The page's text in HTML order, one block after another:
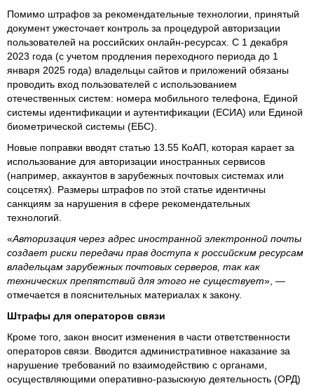
Помимо штрафов за рекомендательные технологии, принятый
документ ужесточает контроль за процедурой авторизации
пользователей на российских онлайн-ресурсах. С 1 декабря
2023 года (с учетом продления переходного периода до 1
января 2025 года) владельцы сайтов и приложений обязаны
проводить вход пользователей с использованием
отечественных систем: номера мобильного телефона, Единой
системы идентификации и аутентификации (ЕСИА) или Единой
биометрической системы (ЕБС).
Новые поправки вводят статью 13.55 КоАП, которая карает за
использование для авторизации иностранных сервисов
(например, аккаунтов в зарубежных почтовых системах или
соцсетях). Размеры штрафов по этой статье идентичны
санкциям за нарушения в сфере рекомендательных
технологий.
«Авторизация через адрес иностранной электронной почты
создает риски передачи прав доступа к российским ресурсам
владельцам зарубежных почтовых серверов, так как
технических препятствий для этого не существует», —
отмечается в пояснительных материалах к закону.
Штрафы для операторов связи
Кроме того, закон вносит изменения в части ответственности
операторов связи. Вводится административное наказание за
нарушение требований по взаимодействию с органами,
осуществляющими оперативно-разыскную деятельность (ОРД)